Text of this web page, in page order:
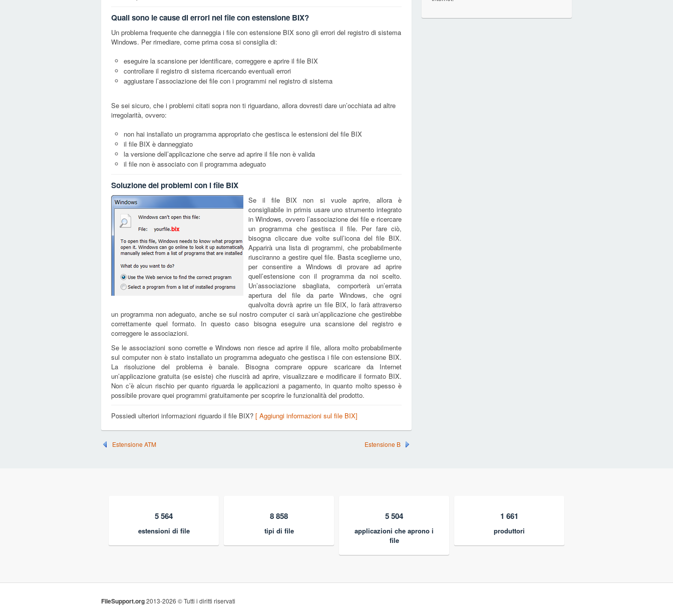
Quali sono le cause di errori nei file con estensione BIX?
Un problema frequente che danneggia i file con estensione BIX sono gli errori del registro di sistema
Windows. Per rimediare, come prima cosa si consiglia di:
eseguire la scansione per identificare, correggere e aprire il file BIX
controllare il registro di sistema ricercando eventuali errori
aggiustare l’associazione dei file con i programmi nel registro di sistema
Se sei sicuro, che i problemi citati sopra non ti riguardano, allora dovresti dare un’occhiata ad altre
irregolarità, ovvero:
non hai installato un programma appropriato che gestisca le estensioni del file BIX
il file BIX è danneggiato
la versione dell’applicazione che serve ad aprire il file non è valida
il file non è associato con il programma adeguato
Soluzione dei problemi con i file BIX
bix
Se il file BIX non si vuole aprire, allora è
consigliabile in primis usare uno strumento integrato
in Windows, ovvero l’associazione dei file e ricercare
un programma che gestisca il file. Per fare ciò,
bisogna cliccare due volte sull’icona del file BIX.
Apparirà una lista di programmi, che probabilmente
riusciranno a gestire quel file. Basta sceglierne uno,
per consentire a Windows di provare ad aprire
quell’estensione con il programma da noi scelto.
Un’associazione sbagliata, comporterà un’errata
apertura del file da parte Windows, che ogni
qualvolta dovrà aprire un file BIX, lo farà attraverso
un programma non adeguato, anche se sul nostro computer ci sarà un’applicazione che gestirebbe
correttamente quel formato. In questo caso bisogna eseguire una scansione del registro e
correggere le associazioni.
Se le associazioni sono corrette e Windows non riesce ad aprire il file, allora molto probabilmente
sul computer non è stato installato un programma adeguato che gestisca i file con estensione BIX.
La risoluzione del problema è banale. Bisogna comprare oppure scaricare da Internet
un’applicazione gratuita (se esiste) che riuscirà ad aprire, visualizzare e modificare il formato BIX.
Non c’è alcun rischio per quanto riguarda le applicazioni a pagamento, in quanto molto spesso è
possibile provare quei programmi gratuitamente per scoprire le funzionalità del prodotto.
Possiedi ulteriori informazioni riguardo il file BIX? [ Aggiungi informazioni sul file BIX]
Estensione ATM Estensione B
5 564
estensioni di file
8 858
tipi di file
5 504
applicazioni che aprono i
file
1 661
produttori
FileSupport.org2013-2026 © Tutti i diritti riservati